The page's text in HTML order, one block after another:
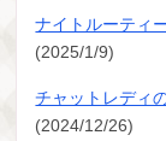
ナイトルーティ
(2025/1/9)
チャットレディ
(2024/12/26)